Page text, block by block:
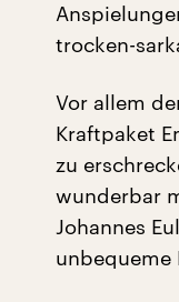
trocken-
Vor allem
Kraftpaket
zu
wunderbar
Johannes
unbequeme